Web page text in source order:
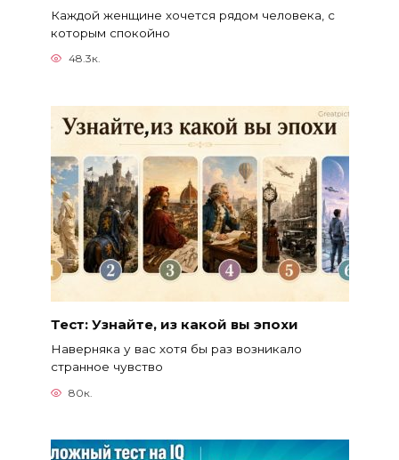
Каждой женщине хочется рядом человека, с
которым спокойно
48.3к.
Тест: Узнайте, из какой вы эпохи
Наверняка у вас хотя бы раз возникало
странное чувство
80к.